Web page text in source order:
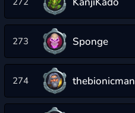
273 Sponge
274 thebionicman